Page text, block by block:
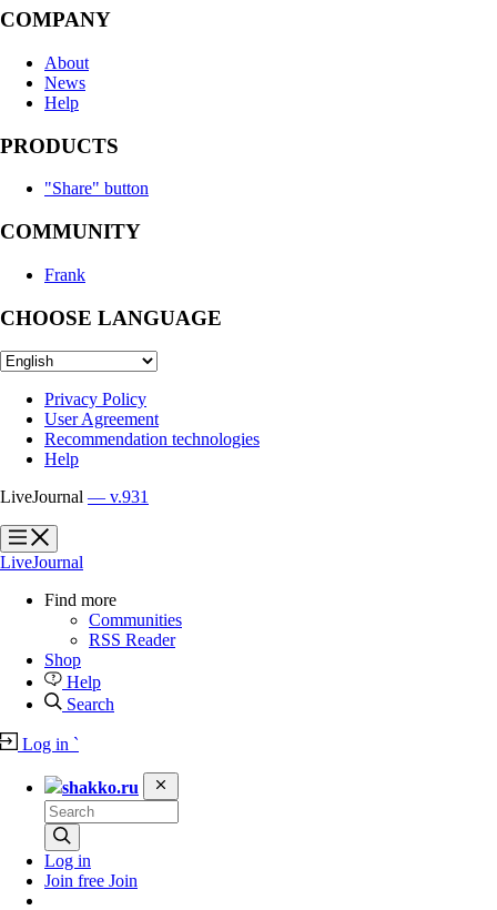
COMPANY
About
News
Help
PRODUCTS
"Share" button
COMMUNITY
Frank
CHOOSE LANGUAGE
Privacy Policy
User Agreement
Recommendation technologies
Help
LiveJournal — v.931
?
?
LiveJournal
Find more
Communities
RSS Reader
Shop
Help
Search
Log in `
shakko.ru
Log in
Join free Join